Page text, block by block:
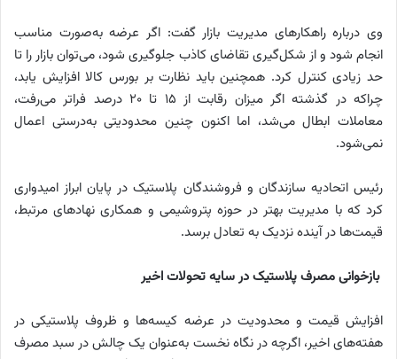
وی درباره راهکارهای مدیریت بازار گفت: اگر عرضه به‌صورت مناسب
انجام شود و از شکل‌گیری تقاضای کاذب جلوگیری شود، می‌توان بازار را تا
حد زیادی کنترل کرد. همچنین باید نظارت بر بورس کالا افزایش یابد،
چراکه در گذشته اگر میزان رقابت از ۱۵ تا ۲۰ درصد فراتر می‌رفت،
معاملات ابطال می‌شد، اما اکنون چنین محدودیتی به‌درستی اعمال
نمی‌شود.
رئیس اتحادیه سازندگان و فروشندگان پلاستیک در پایان ابراز امیدواری
کرد که با مدیریت بهتر در حوزه پتروشیمی و همکاری نهادهای مرتبط،
قیمت‌ها در آینده نزدیک به تعادل برسد.
بازخوانی مصرف پلاستیک در سایه تحولات اخیر
افزایش قیمت و محدودیت در عرضه کیسه‌ها و ظروف پلاستیکی در
هفته‌های اخیر، اگرچه در نگاه نخست به‌عنوان یک چالش در سبد مصرف